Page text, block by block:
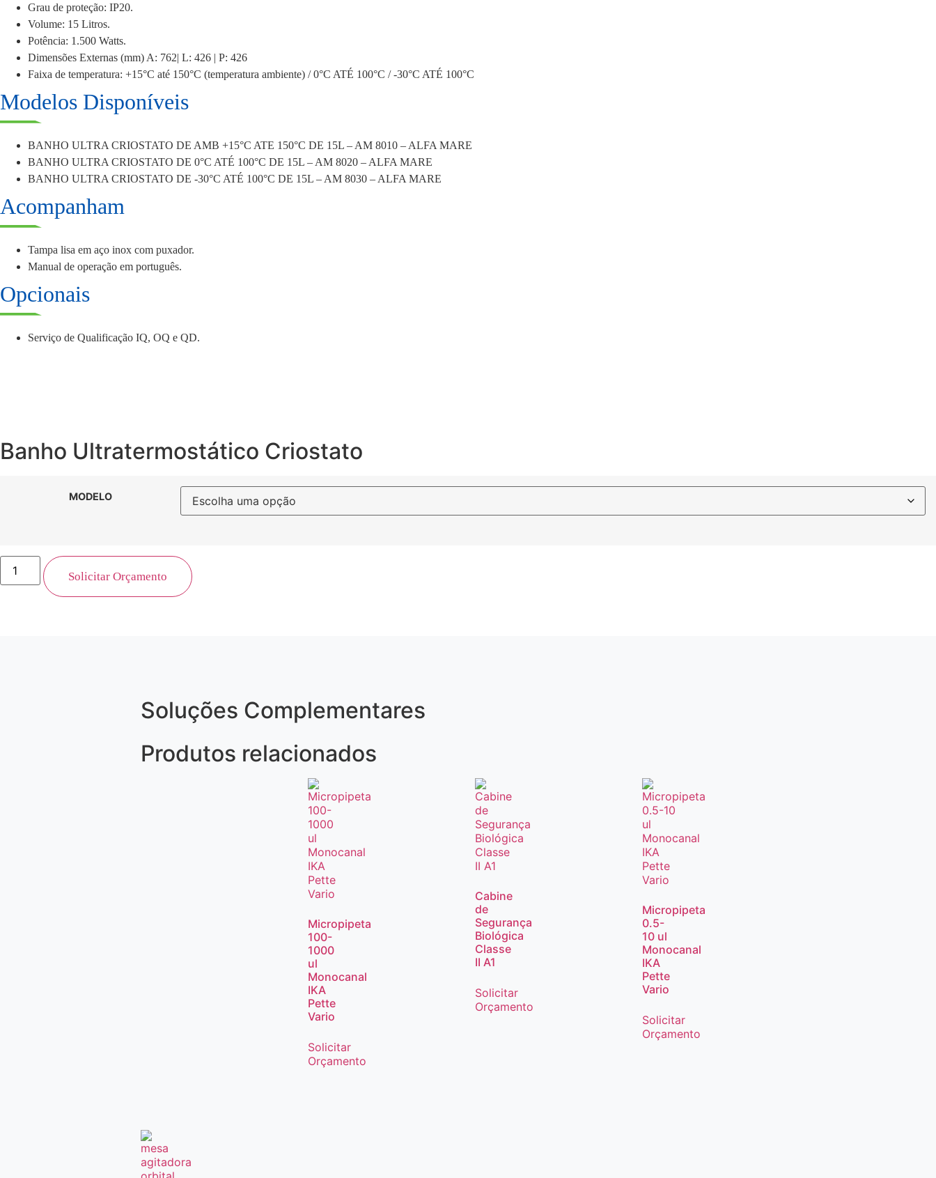
Grau de proteção: IP20.
Volume: 15 Litros.
Potência: 1.500 Watts.
Dimensões Externas (mm) A: 762| L: 426 | P: 426
Faixa de temperatura: +15°C até 150°C (temperatura ambiente) / 0°C ATÉ 100°C / -30°C ATÉ 100°C
Modelos Disponíveis
BANHO ULTRA CRIOSTATO DE AMB +15°C ATE 150°C DE 15L – AM 8010 – ALFA MARE
BANHO ULTRA CRIOSTATO DE 0°C ATÉ 100°C DE 15L – AM 8020 – ALFA MARE
BANHO ULTRA CRIOSTATO DE -30°C ATÉ 100°C DE 15L – AM 8030 – ALFA MARE
Acompanham
Tampa lisa em aço inox com puxador.
Manual de operação em português.
Opcionais
Serviço de Qualificação IQ, OQ e QD.
Banho Ultratermostático Criostato
MODELO
Solicitar Orçamento
Soluções Complementares
Produtos relacionados
Micropipeta
100-
1000
ul
Monocanal
IKA
Pette
Vario
Solicitar
Orçamento
Cabine
de
Segurança
Biológica
Classe
II A1
Solicitar
Orçamento
Micropipeta
0.5-
10 ul
Monocanal
IKA
Pette
Vario
Solicitar
Orçamento